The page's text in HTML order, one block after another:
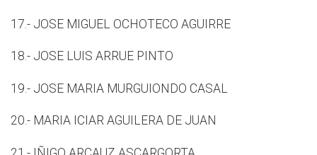
17.- JOSE MIGUEL OCHOTECO AGUIRRE
18.- JOSE LUIS ARRUE PINTO
19.- JOSE MARIA MURGUIONDO CASAL
20.- MARIA ICIAR AGUILERA DE JUAN